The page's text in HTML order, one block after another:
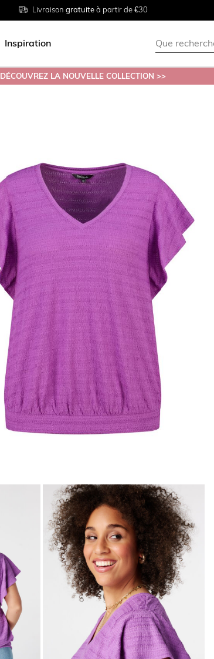
Livraison gratuiteà partir de €30
Tailles du38 au 54
Retourgratuit en magasin
Inspiration
DÉCOUVREZ LA NOUVELLE COLLECTION >>